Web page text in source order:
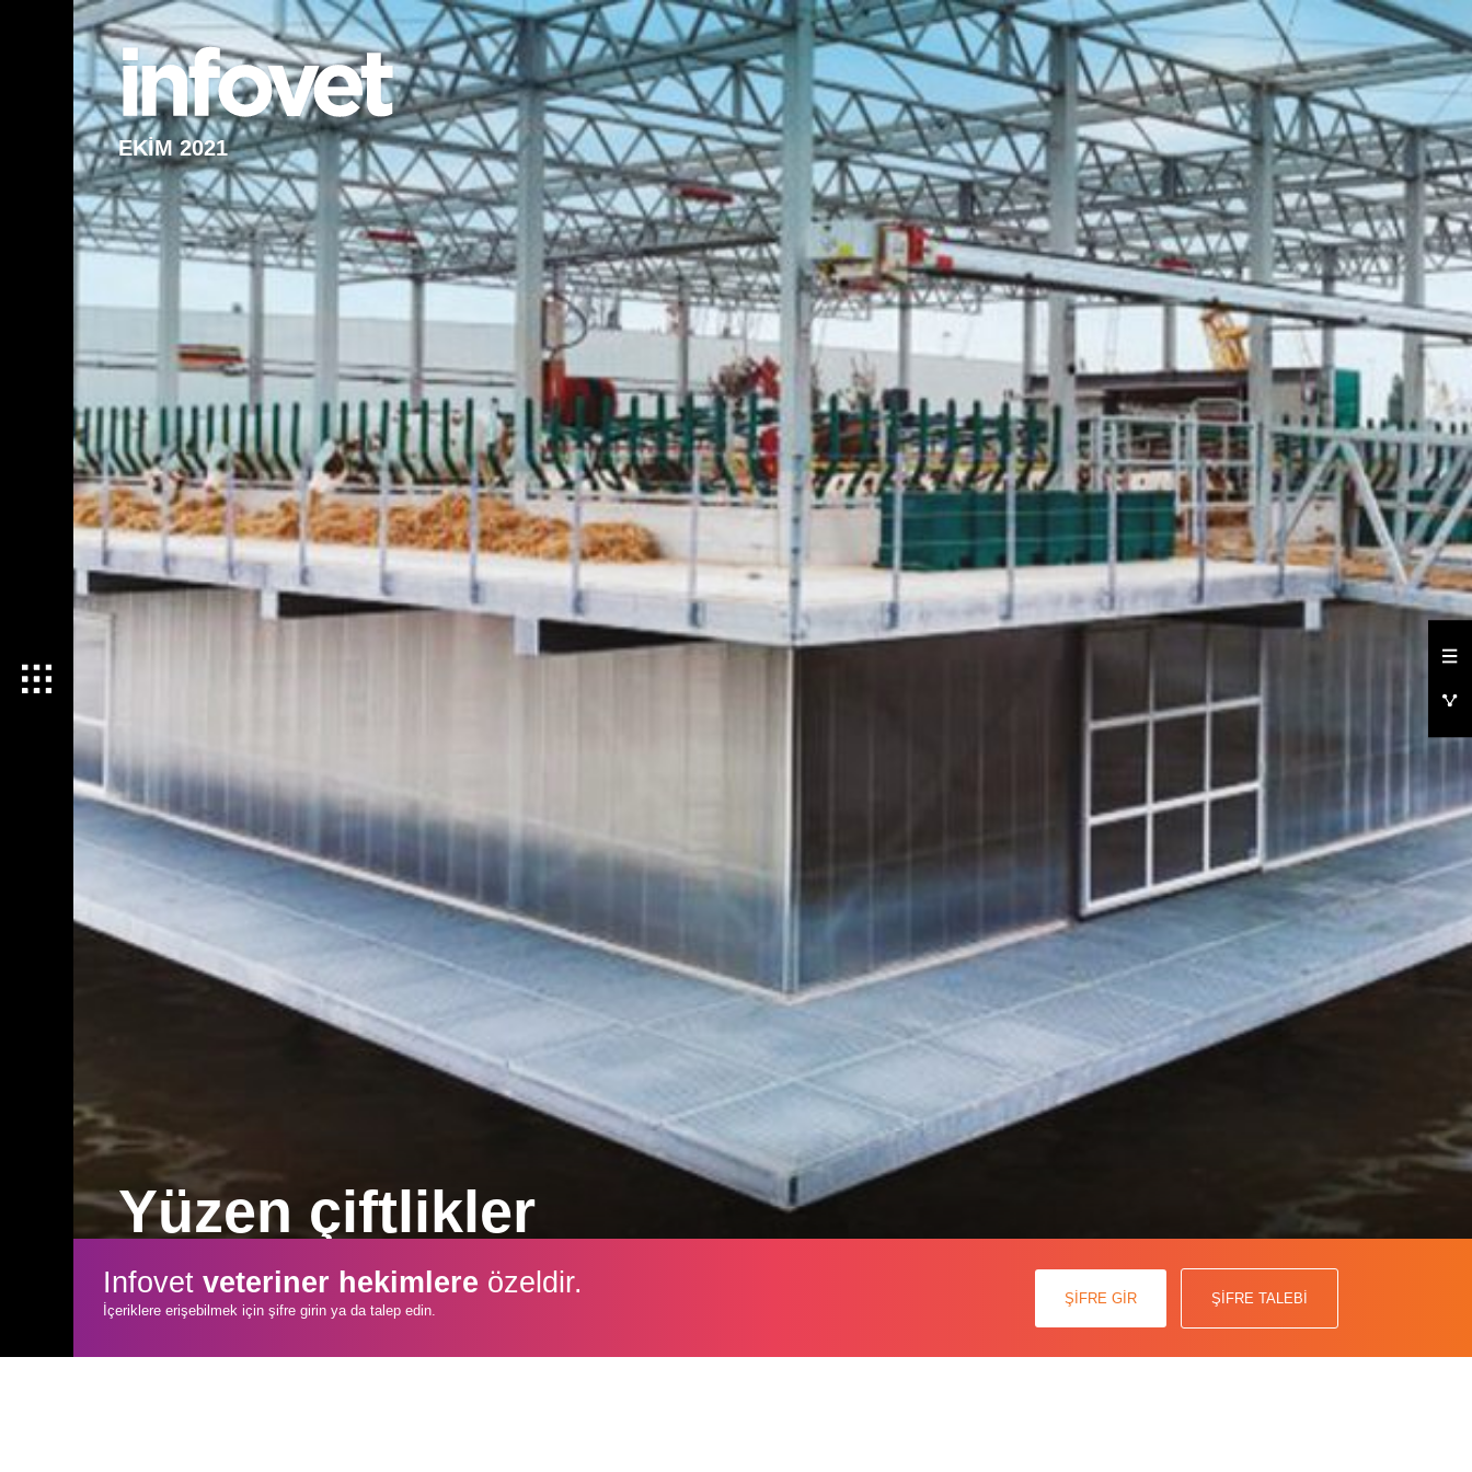
EKİM 2021
Yüzen çiftlikler
İnovasyon platformu KIp van Oranje ve FloatIng Farms, Rotterdam şehir limanında Yüzen Çiftlik projesini gerçekleştirerek
yeni bir çağın kapısını araladı.
Infovetveteriner hekimlere özeldir.
İçeriklere erişebilmek için şifre girin ya da talep edin.
ŞİFRE GİR ŞİFRE TALEBİ